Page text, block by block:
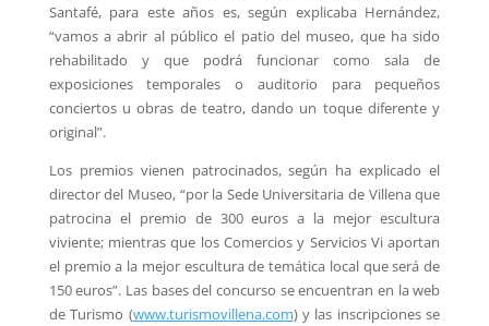
Santafé, para este años es, según explicaba Hernández,
“vamos a abrir al público el patio del museo, que ha sido
rehabilitado y que podrá funcionar como sala de
exposiciones temporales o auditorio para pequeños
conciertos u obras de teatro, dando un toque diferente y
original”.
Los premios vienen patrocinados, según ha explicado el
director del Museo, “por la Sede Universitaria de Villena que
patrocina el premio de 300 euros a la mejor escultura
viviente; mientras que los Comercios y Servicios Vi aportan
el premio a la mejor escultura de temática local que será de
150 euros”. Las bases del concurso se encuentran en la web
de Turismo (www.turismovillena.com) y las inscripciones se